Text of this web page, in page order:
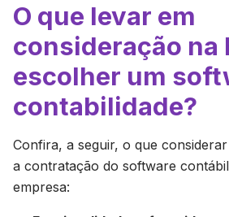
O que levar em
consideração na
escolher um
contabilidade?
Confira, a seguir, o que
a contratação do software
empresa: